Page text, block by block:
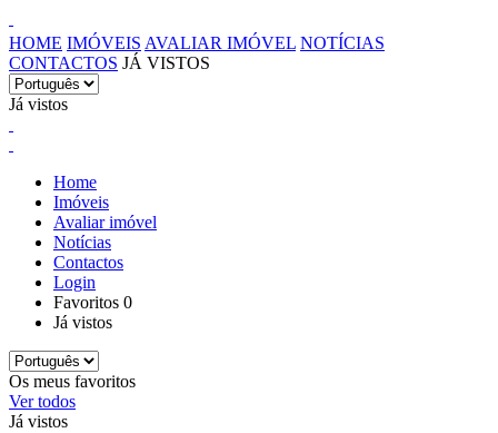
HOME IMÓVEIS AVALIAR IMÓVEL NOTÍCIAS
CONTACTOS JÁ VISTOS
Já vistos
Home
Imóveis
Avaliar imóvel
Notícias
Contactos
Login
Favoritos 0
Já vistos
Os meus favoritos
Ver todos
Já vistos